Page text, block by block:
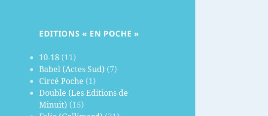
EDITIONS « EN POCHE »
10-18 (11)
Babel (Actes Sud) (7)
Circé Poche (1)
Double (Les Editions de
Minuit) (15)